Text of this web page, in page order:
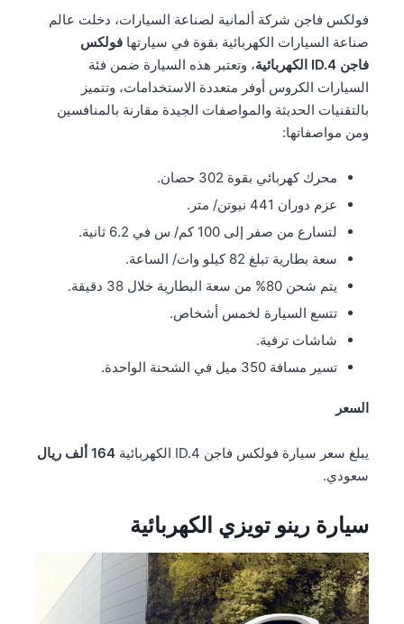
فولكس فاجن شركة ألمانية لصناعة السيارات، دخلت عالم
صناعة السيارات الكهربائية بقوة في سيارتها فولكس
فاجن ID.4 الكهربائية
، وتعتبر هذه السيارة ضمن فئة
السيارات الكروس أوفر متعددة الاستخدامات، وتتميز
بالتقنيات الحديثة والمواصفات الجيدة مقارنة بالمنافسين
ومن مواصفاتها:
محرك كهربائي بقوة 302 حصان.
عزم دوران 441 نيوتن/ متر.
لتسارع من صفر إلى 100 كم/ س في 6.2 ثانية.
سعة بطارية تبلغ 82 كيلو وات/ الساعة.
يتم شحن 80% من سعة البطارية خلال 38 دقيقة.
تتسع السيارة لخمس أشخاص.
شاشات ترفية.
تسير مسافة 350 ميل في الشحنة الواحدة.
السعر
يبلغ سعر سيارة فولكس فاجن ID.4 الكهربائية
164 ألف ريال
سعودي.
سيارة رينو تويزي الكهربائية